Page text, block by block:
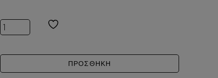
Inspired by GYPSY WATER ποσότητα
ΠΡΟΣΘΗΚΗ